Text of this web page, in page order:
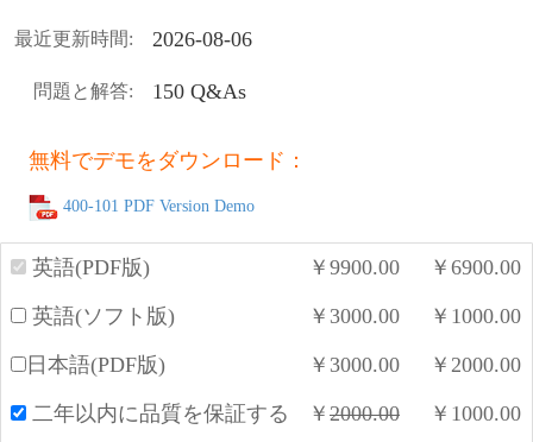
最近更新時間: 2026-08-06
問題と解答: 150 Q&As
無料でデモをダウンロード：
400-101 PDF Version Demo
英語(PDF版) ￥ 9900.00 ￥ 6900.00
英語(ソフト版) ￥ 3000.00 ￥ 1000.00
日本語(PDF版) ￥ 3000.00 ￥ 2000.00
二年以内に品質を保証する ￥ 2000.00 ￥ 1000.00